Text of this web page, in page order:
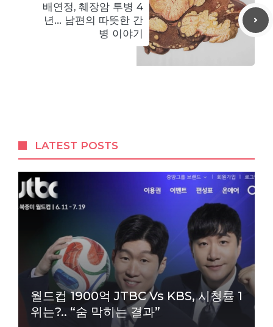
배연정, 췌장암 투병 4
년… 남편의 따뜻한 간
병 이야기
LATEST POSTS
월드컵 1900억 JTBC Vs KBS, 시청률 1
위는?.. “숨 막히는 결과”